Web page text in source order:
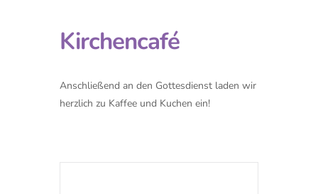
Kirchencafé
Anschließend an den Gottesdienst laden wir
herzlich zu Kaffee und Kuchen ein!